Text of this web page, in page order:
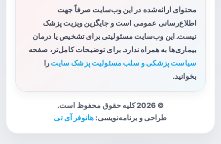
محتوای ارائه‌شده در این وب‌سایت صرفاً جهت
اطلاع‌رسانی عمومی است و جایگزین ویزیت پزشک
نیست. این وب‌سایت مسئولیتی برای تشخیص یا درمان
بیماری‌ها به همراه ندارد. برای توضیحات کامل‌تر، صفحه
سیاست پزشکی و سلب مسئولیت پزشک سایت را
بخوانید.
© 2026 کلیه حقوق محفوظ است.
طراحی و برنامه‌نویسی: هانوفر آی تی